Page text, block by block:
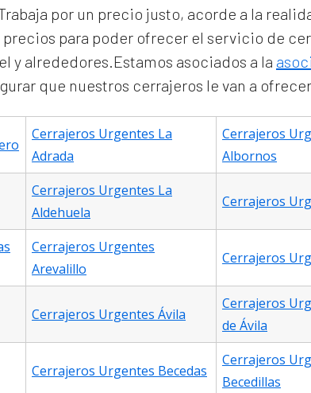
por un precio justo, acorde a la
para poder ofrecer el servicio de
y alrededores.Estamos asociados a la
que nuestros cerrajeros le van a
Cerrajeros Urgentes La
Adrada
Cerrajeros
Albornos
Cerrajeros Urgentes La
Aldehuela
Cerrajeros
Cerrajeros Urgentes
Arevalillo
Cerrajeros
Cerrajeros Urgentes Ávila
Cerrajeros
de Ávila
Cerrajeros Urgentes Becedas
Cerrajeros
Becedillas